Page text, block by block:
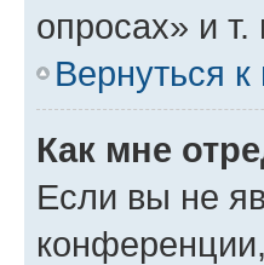
опросах» и т.
Вернуться к
Как мне
Если вы не